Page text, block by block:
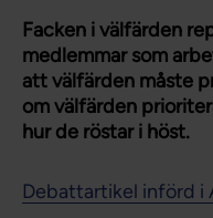
Facken i välfärden
medlemmar som
att välfärden måste
om välfärden
hur de röstar i höst.
Debattartikel införd